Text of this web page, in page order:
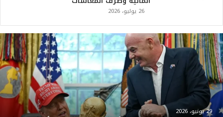
26 يوليو، 2026
ترامب:
مونديال
2026
هو
الأعظم
في
التاريخ..
وأرقام
29 يونيو، 2026